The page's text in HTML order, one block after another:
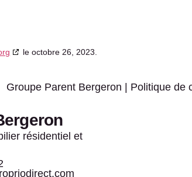
le octobre 26, 2023.
résidentiel et